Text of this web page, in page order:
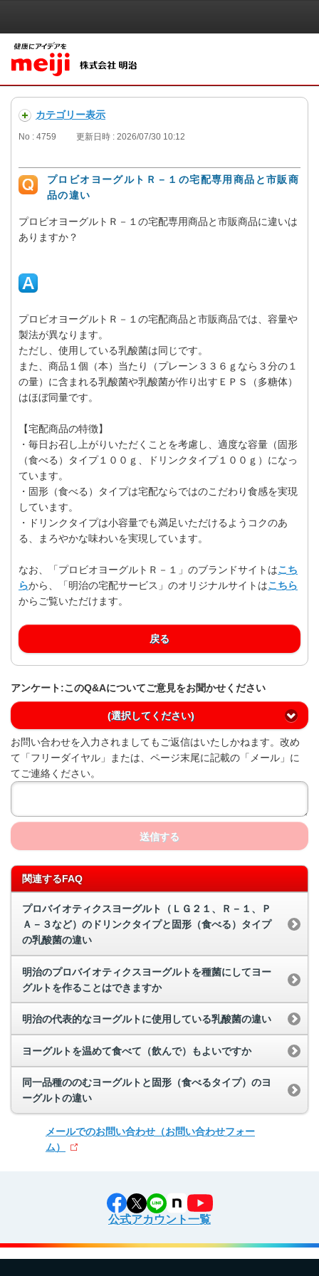
カテゴリー表示
No : 4759 更新日時 : 2026/07/30 10:12
プロビオヨーグルトＲ－１の宅配専用商品と市販商
品の違い
プロビオヨーグルトＲ－１の宅配専用商品と市販商品に違いは
ありますか？
プロビオヨーグルトＲ－１の宅配商品と市販商品では、容量や
製法が異なります。
ただし、使用している乳酸菌は同じです。
また、商品１個（本）当たり（プレーン３３６ｇなら３分の１
の量）に含まれる乳酸菌や乳酸菌が作り出すＥＰＳ（多糖体）
はほぼ同量です。
【宅配商品の特徴】
・毎日お召し上がりいただくことを考慮し、適度な容量（固形
（食べる）タイプ１００ｇ、ドリンクタイプ１００ｇ）になっ
ています。
・固形（食べる）タイプは宅配ならではのこだわり食感を実現
しています。
・ドリンクタイプは小容量でも満足いただけるようコクのあ
る、まろやかな味わいを実現しています。
なお、「プロビオヨーグルトＲ－１」のブランドサイトはこち
らから、「明治の宅配サービス」のオリジナルサイトはこちら
からご覧いただけます。
戻る
アンケート:このQ&Aについてご意見をお聞かせください
(選択してください)
お問い合わせを入力されましてもご返信はいたしかねます。改め
て「フリーダイヤル」または、ページ末尾に記載の「メール」に
てご連絡ください。
送信する
関連するFAQ
プロバイオティクスヨーグルト（ＬＧ２１、Ｒ－１、Ｐ
Ａ－３など）のドリンクタイプと固形（食べる）タイプ
の乳酸菌の違い
明治のプロバイオティクスヨーグルトを種菌にしてヨー
グルトを作ることはできますか
明治の代表的なヨーグルトに使用している乳酸菌の違い
ヨーグルトを温めて食べて（飲んで）もよいですか
同一品種ののむヨーグルトと固形（食べるタイプ）のヨ
ーグルトの違い
メールでのお問い合わせ （お問い合わせフォー
ム）
公式アカウント一覧